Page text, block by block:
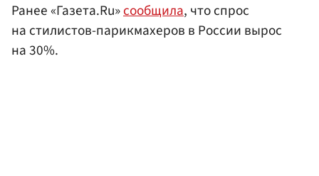
Ранее «Газета.Ru»сообщила, что спрос
на стилистов-парикмахеров в России вырос
на 30%.